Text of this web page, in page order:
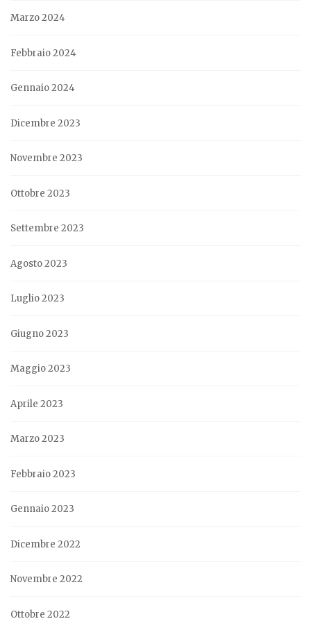
Marzo 2024
Febbraio 2024
Gennaio 2024
Dicembre 2023
Novembre 2023
Ottobre 2023
Settembre 2023
Agosto 2023
Luglio 2023
Giugno 2023
Maggio 2023
Aprile 2023
Marzo 2023
Febbraio 2023
Gennaio 2023
Dicembre 2022
Novembre 2022
Ottobre 2022